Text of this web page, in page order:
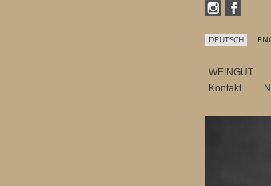
WEINGUT
Kontakt
DEUTSCH